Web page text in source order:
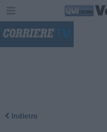
Indietro